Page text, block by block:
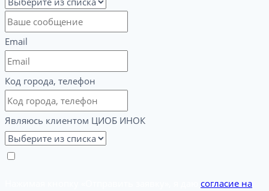
Email
Код города, телефон
Являюсь клиентом ЦИОБ ИНОК
согласие на